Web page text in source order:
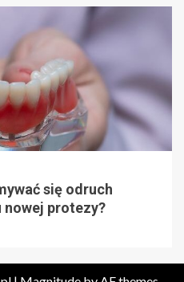
się odruch
nowej protezy?